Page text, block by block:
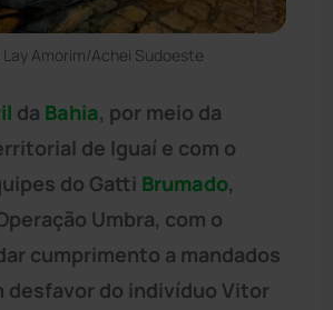
Lay Amorim/Achei Sudoeste
da Bahia, por meio da
de Iguaí e com o
do Gatti Brumado,
Umbra, com o
cumprimento a mandados
desfavor do indivíduo Vitor